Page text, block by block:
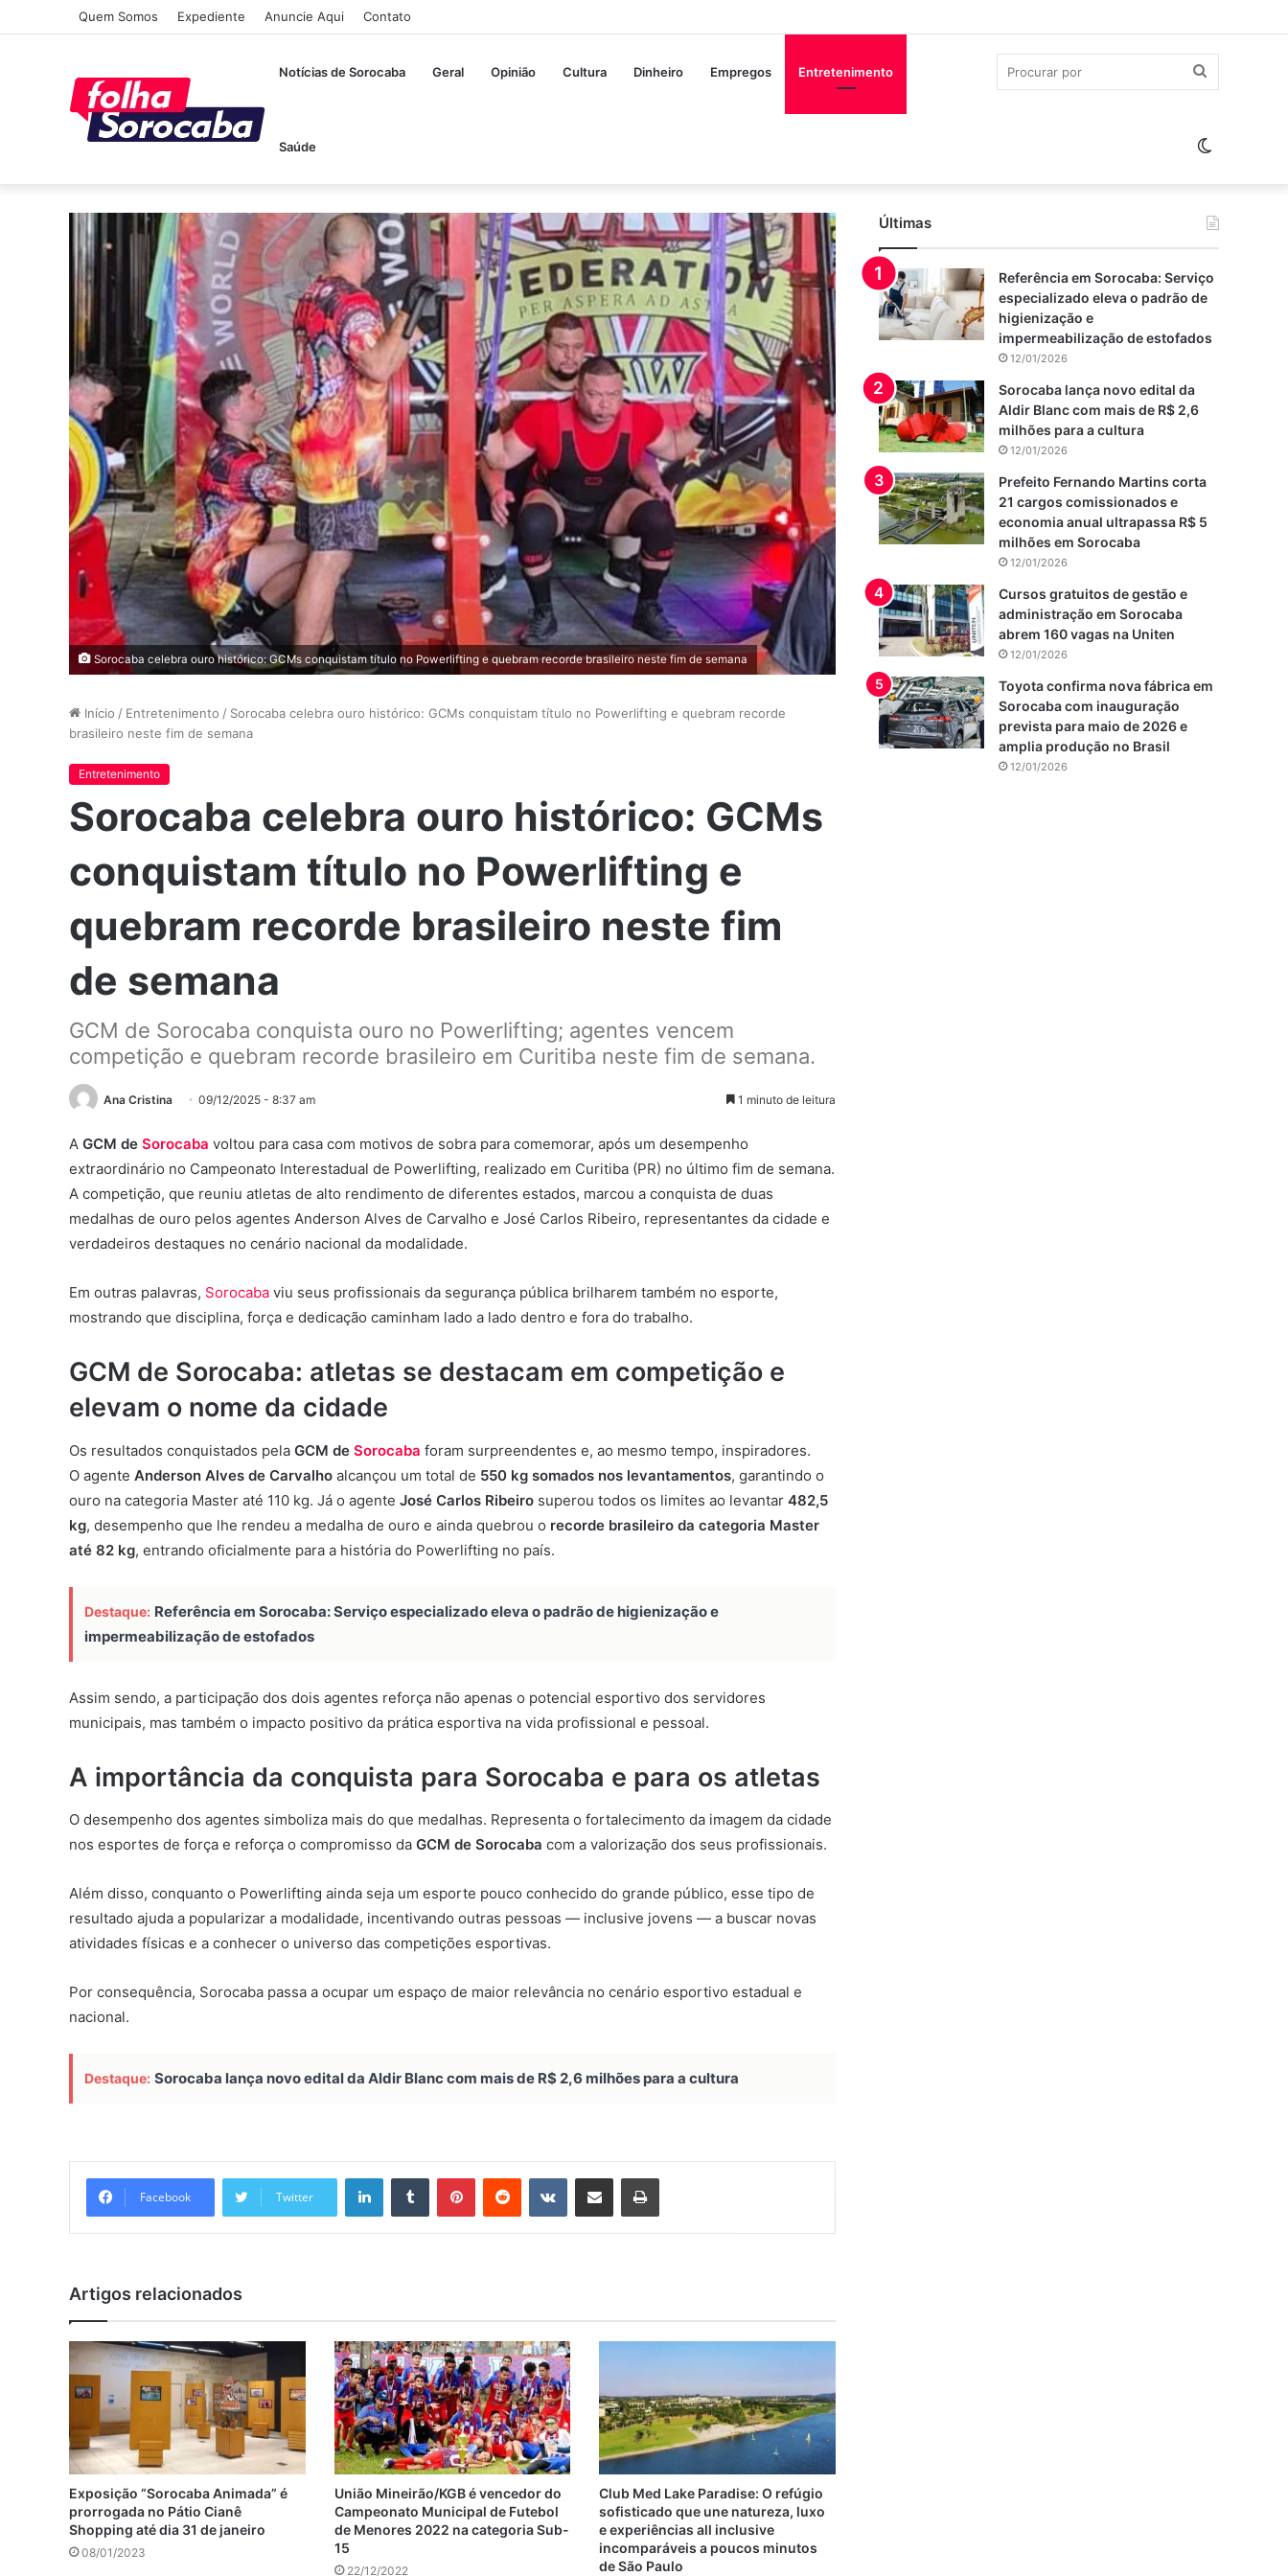
Quem Somos Expediente Anuncie Aqui Contato
Notícias de Sorocaba Geral Opinião Cultura Dinheiro Empregos Entretenimento
Saúde por
skin
Sorocaba celebra ouro histórico: GCMs conquistam título no Powerlifting e quebram recorde brasileiro neste fim de semana
Início / Entretenimento / Sorocaba celebra ouro histórico: GCMs conquistam título no Powerlifting e quebram recorde
brasileiro neste fim de semana
Entretenimento
Sorocaba celebra ouro histórico: GCMs
conquistam título no Powerlifting e
quebram recorde brasileiro neste fim
de semana
GCM de Sorocaba conquista ouro no Powerlifting; agentes vencem
competição e quebram recorde brasileiro em Curitiba neste fim de semana.
Ana Cristina 09/12/2025 - 8:37 am 1 minuto de leitura
A GCM de Sorocaba voltou para casa com motivos de sobra para comemorar, após um desempenho
extraordinário no Campeonato Interestadual de Powerlifting, realizado em Curitiba (PR) no último fim de semana.
A competição, que reuniu atletas de alto rendimento de diferentes estados, marcou a conquista de duas
medalhas de ouro pelos agentes Anderson Alves de Carvalho e José Carlos Ribeiro, representantes da cidade e
verdadeiros destaques no cenário nacional da modalidade.
Em outras palavras, Sorocaba viu seus profissionais da segurança pública brilharem também no esporte,
mostrando que disciplina, força e dedicação caminham lado a lado dentro e fora do trabalho.
GCM de Sorocaba: atletas se destacam em competição e
elevam o nome da cidade
Os resultados conquistados pela GCM de Sorocaba foram surpreendentes e, ao mesmo tempo, inspiradores.
O agente Anderson Alves de Carvalho alcançou um total de 550 kg somados nos levantamentos, garantindo o
ouro na categoria Master até 110 kg. Já o agente José Carlos Ribeiro superou todos os limites ao levantar 482,5
kg, desempenho que lhe rendeu a medalha de ouro e ainda quebrou o recorde brasileiro da categoria Master
até 82 kg, entrando oficialmente para a história do Powerlifting no país.
Destaque: Referência em Sorocaba: Serviço especializado eleva o padrão de higienização e
impermeabilização de estofados
Assim sendo, a participação dos dois agentes reforça não apenas o potencial esportivo dos servidores
municipais, mas também o impacto positivo da prática esportiva na vida profissional e pessoal.
A importância da conquista para Sorocaba e para os atletas
O desempenho dos agentes simboliza mais do que medalhas. Representa o fortalecimento da imagem da cidade
nos esportes de força e reforça o compromisso da GCM de Sorocaba com a valorização dos seus profissionais.
Além disso, conquanto o Powerlifting ainda seja um esporte pouco conhecido do grande público, esse tipo de
resultado ajuda a popularizar a modalidade, incentivando outras pessoas — inclusive jovens — a buscar novas
atividades físicas e a conhecer o universo das competições esportivas.
Por consequência, Sorocaba passa a ocupar um espaço de maior relevância no cenário esportivo estadual e
nacional.
Destaque: Sorocaba lança novo edital da Aldir Blanc com mais de R$ 2,6 milhões para a cultura
Facebook Twitter
LinkedinTumblr PinterestReddit VK Compartilhar via e-mail Imprimir
Artigos relacionados
Exposição “Sorocaba Animada” é
prorrogada no Pátio Cianê
Shopping até dia 31 de janeiro
08/01/2023
União Mineirão/KGB é vencedor do
Campeonato Municipal de Futebol
de Menores 2022 na categoria Sub-
15
22/12/2022
Club Med Lake Paradise: O refúgio
sofisticado que une natureza, luxo
e experiências all inclusive
incomparáveis a poucos minutos
de São Paulo
Últimas
Referência em Sorocaba: Serviço
especializado eleva o padrão de
higienização e
impermeabilização de estofados
12/01/2026
Sorocaba lança novo edital da
Aldir Blanc com mais de R$ 2,6
milhões para a cultura
12/01/2026
Prefeito Fernando Martins corta
21 cargos comissionados e
economia anual ultrapassa R$ 5
milhões em Sorocaba
12/01/2026
Cursos gratuitos de gestão e
administração em Sorocaba
abrem 160 vagas na Uniten
12/01/2026
Toyota confirma nova fábrica em
Sorocaba com inauguração
prevista para maio de 2026 e
amplia produção no Brasil
12/01/2026